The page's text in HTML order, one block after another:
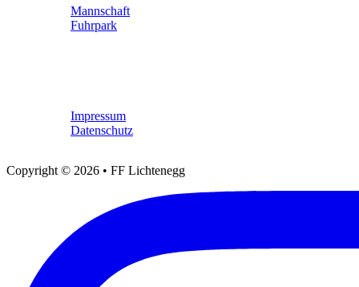
Mannschaft
Fuhrpark
Impressum
Datenschutz
Copyright © 2026 • FF Lichtenegg